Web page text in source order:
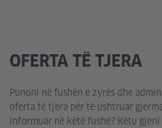
OFERTA TË TJERA
Punoni në fushën e zyrës dhe
oferta të tjera për të ushtruar
informuar në këtë fushë? Këtu